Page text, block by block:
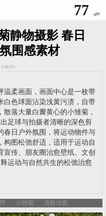
77 .pv
静物摄影 春日
围感素材
温柔画面，画面中心是一枚带
白色球面沾染浅黄污渍，自带
落大量白瓣黄心的小雏菊，
足球与拍摄者清晰的深色剪
春日户外氛围，将运动物件与
构图松弛舒适，适用于运动自
传、朋友圈治愈壁纸、文创
运动与自然共生的松弛治愈
小雏菊 清新治愈